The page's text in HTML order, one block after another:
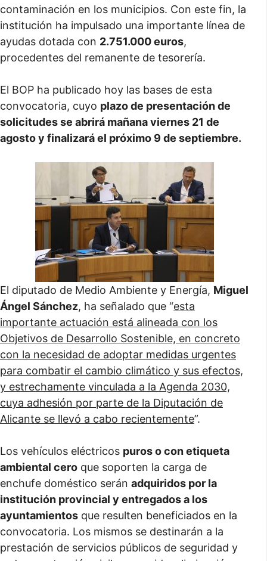
contaminación en los municipios. Con este fin, la
institución ha impulsado una importante línea de
ayudas dotada con 2.751.000 euros,
procedentes del remanente de tesorería.
El BOP ha publicado hoy las bases de esta
convocatoria, cuyo plazo de presentación de
solicitudes se abrirá mañana viernes 21 de
agosto y finalizará el próximo 9 de septiembre.
El diputado de Medio Ambiente y Energía, Miguel
Ángel Sánchez, ha señalado que “esta
importante actuación está alineada con los
Objetivos de Desarrollo Sostenible, en concreto
con la necesidad de adoptar medidas urgentes
para combatir el cambio climático y sus efectos,
y estrechamente vinculada a la Agenda 2030,
cuya adhesión por parte de la Diputación de
Alicante se llevó a cabo recientemente”.
Los vehículos eléctricos puros o con etiqueta
ambiental cero que soporten la carga de
enchufe doméstico serán adquiridos por la
institución provincial y entregados a los
ayuntamientos que resulten beneficiados en la
convocatoria. Los mismos se destinarán a la
prestación de servicios públicos de seguridad y